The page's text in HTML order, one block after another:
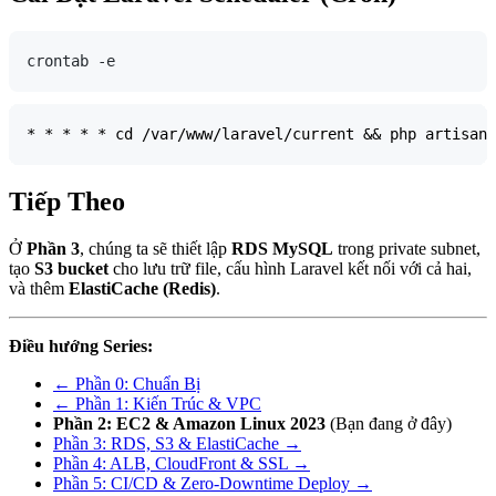
Tiếp Theo
Ở Phần 3, chúng ta sẽ thiết lập RDS MySQL trong private subnet,
tạo S3 bucket cho lưu trữ file, cấu hình Laravel kết nối với cả hai,
và thêm ElastiCache (Redis).
Điều hướng Series:
← Phần 0: Chuẩn Bị
← Phần 1: Kiến Trúc & VPC
Phần 2: EC2 & Amazon Linux 2023 (Bạn đang ở đây)
Phần 3: RDS, S3 & ElastiCache →
Phần 4: ALB, CloudFront & SSL →
Phần 5: CI/CD & Zero-Downtime Deploy →